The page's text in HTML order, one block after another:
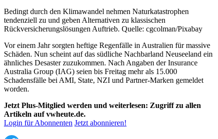
Bedingt durch den Klimawandel nehmen Naturkatastrophen
tendenziell zu und geben Alternativen zu klassischen
Rückversicherungslösungen Auftrieb. Quelle: cgcolman/Pixabay
Vor einem Jahr sorgten heftige Regenfälle in Australien für massive
Schäden. Nun scheint auf das südliche Nachbarland Neuseeland ein
ähnliches Desaster zuzukommen. Nach Angaben der Insurance
Australia Group (IAG) seien bis Freitag mehr als 15.000
Schadensfälle bei AMI, State, NZI und Partner-Marken gemeldet
worden.
Jetzt Plus-Mitglied werden und weiterlesen: Zugriff zu allen
Artikeln auf vwheute.de.
Login für Abonnenten Jetzt abonnieren!